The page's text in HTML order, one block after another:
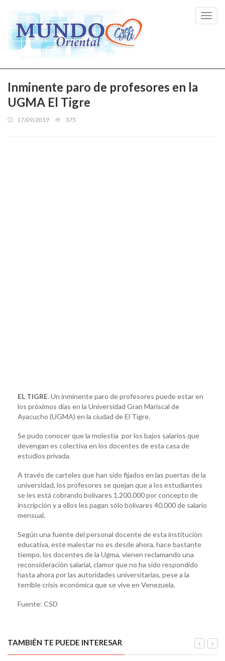
Inminente paro de profesores en la
UGMA El Tigre
17/09/2019 375
EL TIGRE. Un inminente paro de profesores puede estar en
los próximos días en la Universidad Gran Mariscal de
Ayacucho (UGMA) en la ciudad de El Tigre.
Se pudo conocer que la molestia por los bajos salarios que
devengan es colectiva en los docentes de esta casa de
estudios privada.
A través de carteles que han sido fijados en las puertas de la
universidad, los profesores se quejan que a los estudiantes
se les está cobrando bolívares 1.200.000 por concepto de
inscripción y a ellos les pagan sólo bolívares 40.000 de salario
mensual.
Según una fuente del personal docente de esta institución
educativa, este malestar no es desde ahora, hace bastante
tiempo, los docentes de la Ugma, vienen reclamando una
reconsideración salarial, clamor que no ha sido respondido
hasta ahora por las autoridades universitarias, pese a la
terrible crisis económica que se vive en Venezuela.
Fuente: CSD
TAMBIÉN TE PUEDE INTERESAR